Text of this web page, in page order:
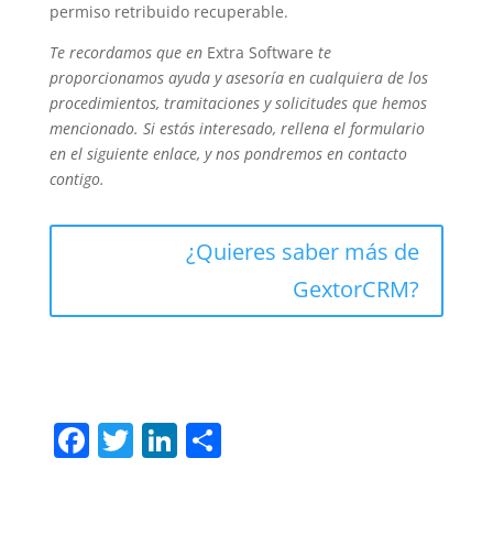
permiso retribuido recuperable.
Te recordamos que en Extra Software te
proporcionamos ayuda y asesoría en cualquiera de los
procedimientos, tramitaciones y solicitudes que hemos
mencionado. Si estás interesado, rellena el formulario
en el siguiente enlace, y nos pondremos en contacto
contigo.
¿Quieres saber más de
GextorCRM?
F T Li C